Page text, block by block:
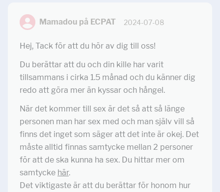
Mamadou på ECPAT 2024-07-08
Hej, Tack för att du hör av dig till oss!
Du berättar att du och din kille har varit
tillsammans i cirka 1.5 månad och du känner dig
redo att göra mer än kyssar och hångel.
När det kommer till sex är det så att så länge
personen man har sex med och man själv vill så
finns det inget som säger att det inte är okej. Det
måste alltid finnas samtycke mellan 2 personer
för att de ska kunna ha sex. Du hittar mer om
samtycke här.
Det viktigaste är att du berättar för honom hur